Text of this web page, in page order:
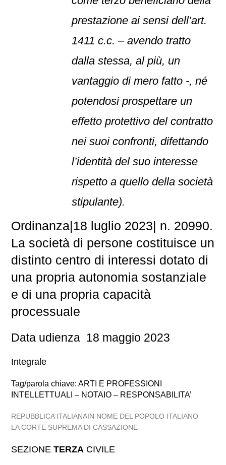
prestazione ai sensi dell’art.
1411 c.c. – avendo tratto
dalla stessa, al più, un
vantaggio di mero fatto -, né
potendosi prospettare un
effetto protettivo del contratto
nei suoi confronti, difettando
l’identità del suo interesse
rispetto a quello della società
stipulante).
Ordinanza|18 luglio 2023| n. 20990.
La società di persone costituisce un
distinto centro di interessi dotato di
una propria autonomia sostanziale
e di una propria capacità
processuale
Data udienza 18 maggio 2023
Integrale
Tag/parola chiave: ARTI E PROFESSIONI
INTELLETTUALI – NOTAIO – RESPONSABILITA’
REPUBBLICA ITALIANAIN NOME DEL POPOLO ITALIANO
LA CORTE SUPREMA DI CASSAZIONE
SEZIONETERZA CIVILE